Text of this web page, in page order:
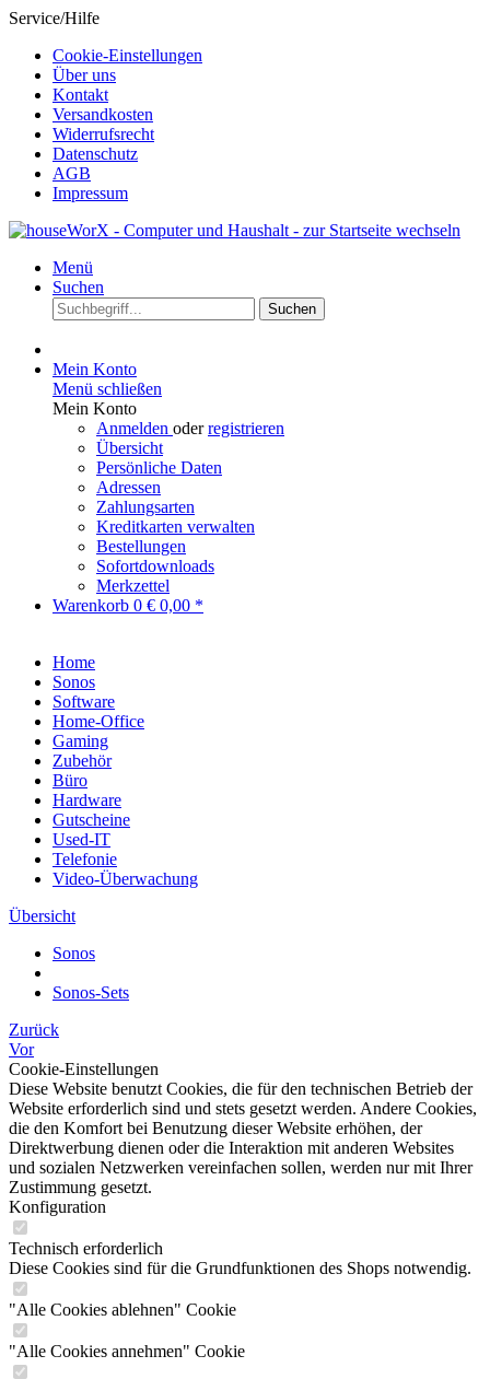
Service/Hilfe
Cookie-Einstellungen
Über uns
Kontakt
Versandkosten
Widerrufsrecht
Datenschutz
AGB
Impressum
Menü
Suchen
Suchen
Mein Konto
Menü schließen
Mein Konto
Anmelden oderregistrieren
Übersicht
Persönliche Daten
Adressen
Zahlungsarten
Kreditkarten verwalten
Bestellungen
Sofortdownloads
Merkzettel
Warenkorb 0 € 0,00 *
Home
Sonos
Software
Home-Office
Gaming
Zubehör
Büro
Hardware
Gutscheine
Used-IT
Telefonie
Video-Überwachung
Übersicht
Sonos
Sonos-Sets
Zurück
Vor
Cookie-Einstellungen
Diese Website benutzt Cookies, die für den technischen Betrieb der
Website erforderlich sind und stets gesetzt werden. Andere Cookies,
die den Komfort bei Benutzung dieser Website erhöhen, der
Direktwerbung dienen oder die Interaktion mit anderen Websites
und sozialen Netzwerken vereinfachen sollen, werden nur mit Ihrer
Zustimmung gesetzt.
Konfiguration
Technisch erforderlich
Diese Cookies sind für die Grundfunktionen des Shops notwendig.
"Alle Cookies ablehnen" Cookie
"Alle Cookies annehmen" Cookie